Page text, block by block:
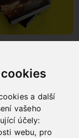
a další
vašeho
účely:
webu, pro